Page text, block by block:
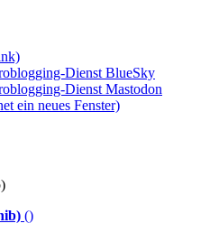
Dienst BlueSky
Dienst Mastodon
ein neues Fenster)
()